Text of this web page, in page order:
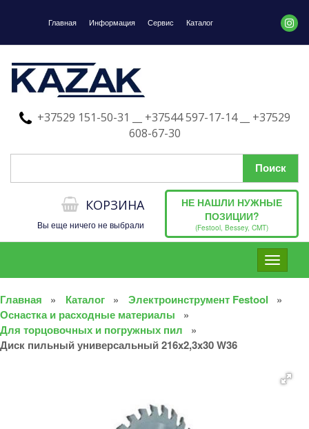
Главная Информация Сервис Каталог
+37529 151-50-31 __ +37544 597-17-14 __ +37529
608-67-30
КОРЗИНА
Вы еще ничего не выбрали
НЕ НАШЛИ НУЖНЫЕ
ПОЗИЦИИ?
(Festool, Bessey, CMT)
Toggle
Главная Каталог
Электроинструмент Festool
Оснастка и расходные материалы
Для торцовочных и погружных пил
Диск пильный универсальный 216x2,3x30 W36